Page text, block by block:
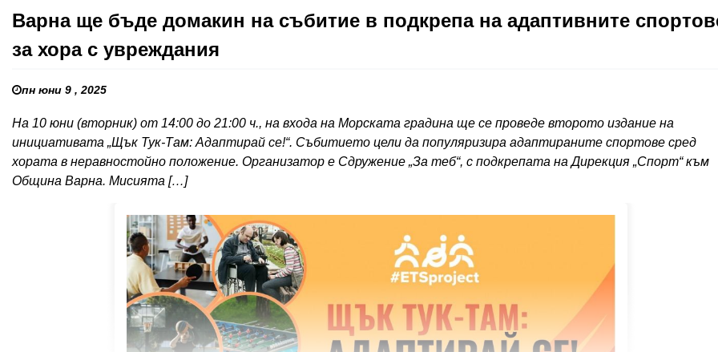
Варна ще бъде домакин на събитие в подкрепа на адаптивните
за хора с увреждания
пн юни 9 , 2025
На 10 юни (вторник) от 14:00 до 21:00 ч., на входа на Морската градина ще се проведе второто издание на
инициативата „Щък Тук-Там: Адаптирай се!“. Събитието цели да популяризира адаптираните спортове сред
хората в неравностойно положение. Организатор е Сдружение „За теб“, с подкрепата на Дирекция „Спорт“ към
Община Варна. Мисията […]